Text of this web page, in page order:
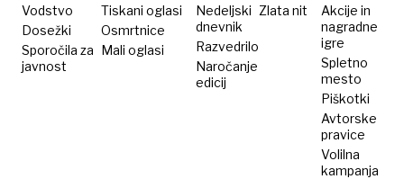
Vodstvo
Dosežki
Sporočila za
javnost
Tiskani oglasi
Osmrtnice
Mali oglasi
Nedeljski
dnevnik
Razvedrilo
Naročanje
edicij
Zlata nit
Akcije in
nagradne
igre
Spletno
mesto
Piškotki
Avtorske
pravice
Volilna
kampanja